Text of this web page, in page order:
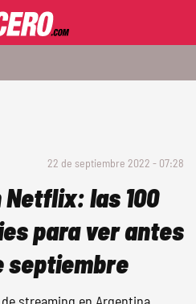
22 de septiembre 2022 - 07:28
las 100
para ver antes
septiembre